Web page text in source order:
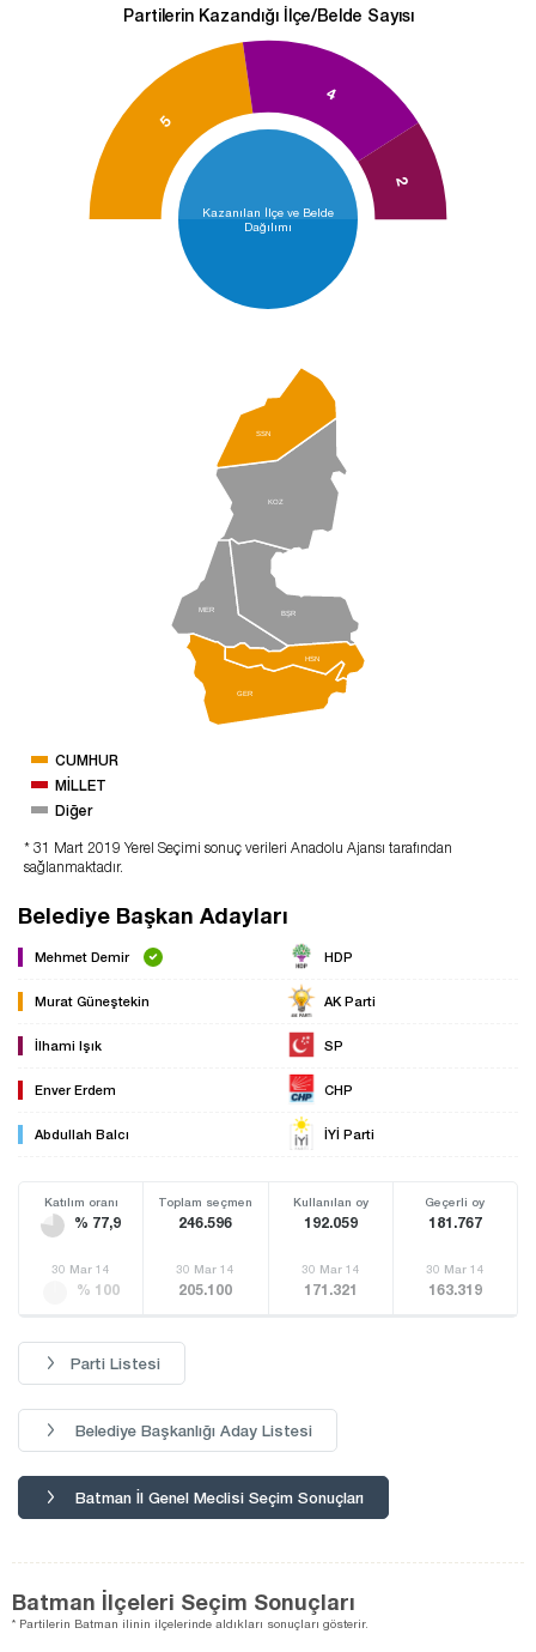
Partilerin Kazandığı İlçe/Belde Sayısı
5
4
2
Kazanılan İlçe ve Belde
Dağılımı
MER BŞR
GER
KOZ
SSN
HSN
CUMHUR
MİLLET
Diğer
* 31 Mart 2019 Yerel Seçimi sonuç verileri Anadolu Ajansı tarafından
sağlanmaktadır.
Belediye Başkan Adayları
Mehmet Demir HDP
Murat Güneştekin AK Parti
İlhami Işık SP
Enver Erdem CHP
Abdullah Balcı İYİ Parti
Katılım oranı
% 77,9
Toplam seçmen
246.596
Kullanılan oy
192.059
Geçerli oy
181.767
30 Mar 14
% 100
30 Mar 14
205.100
30 Mar 14
171.321
30 Mar 14
163.319
Parti Listesi
Belediye Başkanlığı Aday Listesi
Batman İl Genel Meclisi Seçim Sonuçları
Batman İlçeleri Seçim Sonuçları
* Partilerin Batman ilinin ilçelerinde aldıkları sonuçları gösterir.